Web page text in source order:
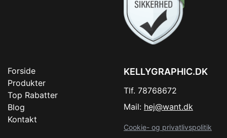
Forside
Produkter
Top Rabatter
Blog
Kontakt
KELLYGRAPHIC.DK
Tlf. 78768672
Mail: hej@want.dk
Cookie- og privatlivspolitik